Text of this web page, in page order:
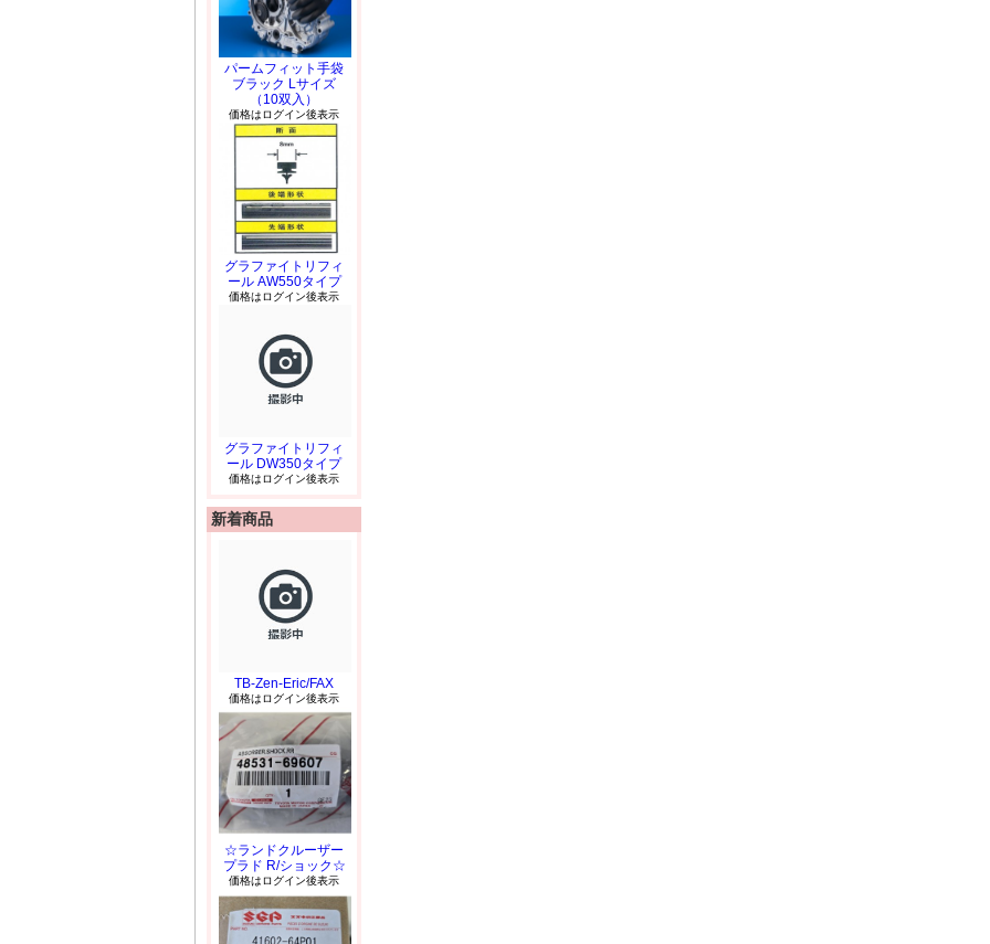
パームフィット手袋
ブラック Lサイズ
（10双入）
価格はログイン後表示
グラファイトリフィ
ール AW550タイプ
価格はログイン後表示
グラファイトリフィ
ール DW350タイプ
価格はログイン後表示
新着商品
TB-Zen-Eric/FAX
価格はログイン後表示
☆ランドクルーザー
プラド R/ショック☆
価格はログイン後表示